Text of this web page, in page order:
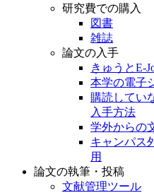
研究費での購入
図書
雑誌
論文の入手
きゅうとE-
本学の電子
購読してい
入手方法
学外からの
キャンパス
用
論文の執筆・投稿
文献管理ツール